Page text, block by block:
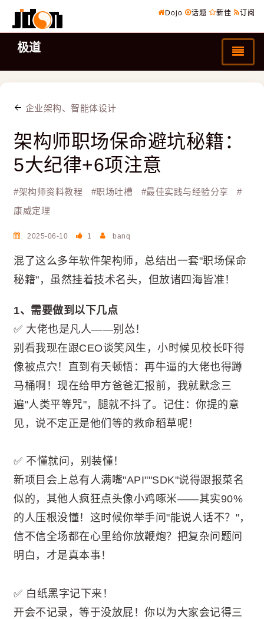
Dojo 话题 新佳 订阅
极道
企业架构、智能体设计
架构师职场保命避坑秘籍：
5大纪律+6项注意
#架构师资料教程 #职场吐槽 #最佳实践与经验分享
#
康威定理
2025-06-10 1 banq
混了这么多年软件架构师，总结出一套"职场保命
秘籍"，虽然挂着技术名头，但放诸四海皆准！
1、需要做到以下几点
✅ 大佬也是凡人——别怂！
别看我现在跟CEO谈笑风生，小时候见校长吓得
像被点穴！直到有天顿悟：再牛逼的大佬也得蹲
马桶啊！现在给甲方爸爸汇报前，我就默念三
遍"人类平等咒"，腿就不抖了。记住：你提的意
见，说不定正是他们等的救命稻草呢！
✅ 不懂就问，别装懂！
新项目会上总有人满嘴"API""SDK"说得跟报菜名
似的，其他人疯狂点头像小鸡啄米——其实90%
的人压根没懂！这时候你举手问"能说人话不？"，
信不信全场都在心里给你放鞭炮？把复杂问题问
明白，才是真本事！
✅ 白纸黑字记下来！
开会不记录，等于没放屁！你以为大家会记得三